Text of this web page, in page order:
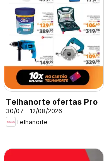
Telhanorte ofertas Pro
30/07 - 12/08/2026
Telhanorte